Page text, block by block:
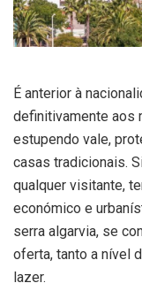
É anterior à
definitivamente aos
estupendo vale,
casas tradicionais.
qualquer visitante,
económico e
serra algarvia, se
oferta, tanto a nível
lazer.